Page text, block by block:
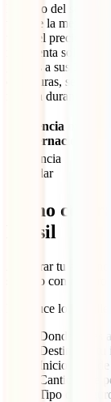
El costo del seguro
trata de la mejor
tabla, el precio
representa solo un
gracias a sus
coberturas, será un
médica durante tu
Asistencia médica
internacional
Asistencia
Estándar
Cómo
Brasil
Asegurar tu
sencillo con
Introduce los
Donde vives
Destino de tu
Inicio y fin de
Cantidad de
Tipo de